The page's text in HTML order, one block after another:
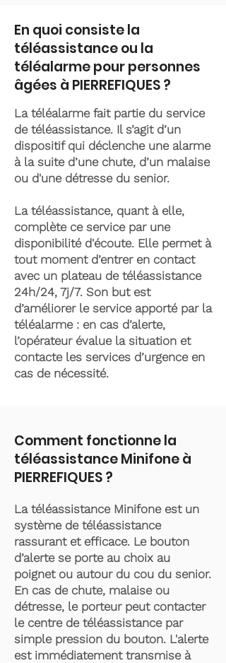
En quoi consiste la
téléassistance ou la
téléalarme pour personnes
âgées à PIERREFIQUES ?
La téléalarme fait partie du service
de téléassistance. Il s’agit d’un
dispositif qui déclenche une alarme
à la suite d’une chute, d’un malaise
ou d'une détresse du senior.
La téléassistance, quant à elle,
complète ce service par une
disponibilité d'écoute. Elle permet à
tout moment d’entrer en contact
avec un plateau de téléassistance
24h/24, 7j/7. Son but est
d’améliorer le service apporté par la
téléalarme : en cas d’alerte,
l’opérateur évalue la situation et
contacte les services d’urgence en
cas de nécessité.
Comment fonctionne la
téléassistance Minifone à
PIERREFIQUES ?
La téléassistance Minifone est un
système de téléassistance
rassurant et efficace. Le bouton
d’alerte se porte au choix au
poignet ou autour du cou du senior.
En cas de chute, malaise ou
détresse, le porteur peut contacter
le centre de téléassistance par
simple pression du bouton. L'alerte
est immédiatement transmise à